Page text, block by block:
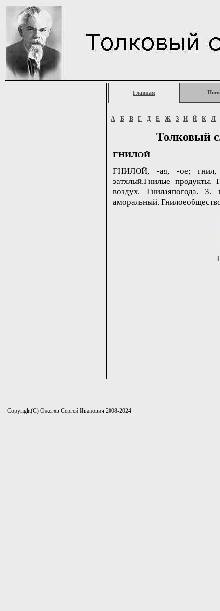
Главная
А Б В Г Д Е Ж З И Й К Л
Толковый
ГНИЛОЙ
ГНИЛОЙ, -ая, -ое; гнил,
затхлый.Гнилые
воздух. Гнилаяпогода.
аморальный.
Copyright(C) Ожегов Сергей Иванович 2008-2024